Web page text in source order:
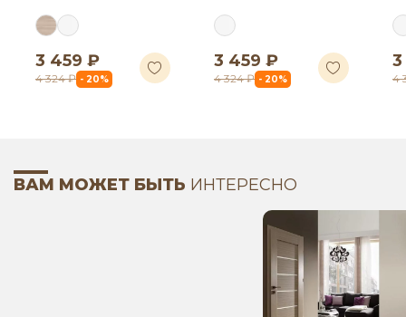
3 459 ₽
4 324 ₽ - 20%
3 459 ₽
4 324 ₽ - 20% 4
ВАМ МОЖЕТ БЫТЬ ИНТЕРЕСНО